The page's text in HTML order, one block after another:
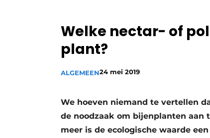
Privacy / Cookie statement
Vacature aanmelden
Welke nectar- of
plant?
ALGEMEEN24 mei 2019
We hoeven niemand te vertellen
de noodzaak om bijenplanten aan
meer is de ecologische waarde